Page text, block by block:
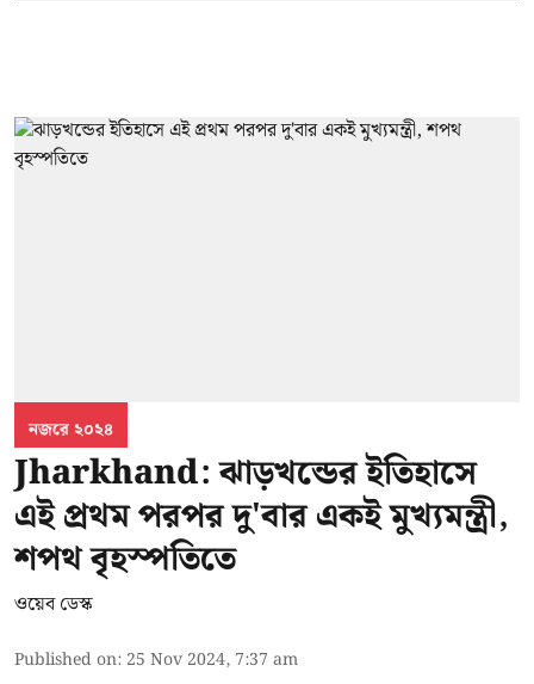
নজরে ২০২৪
Jharkhand: ঝাড়খন্ডের ইতিহাসে
এই প্রথম পরপর দু'বার একই মুখ্যমন্ত্রী,
শপথ বৃহস্পতিতে
ওয়েব ডেস্ক
Published on: 25 Nov 2024, 7:37 am